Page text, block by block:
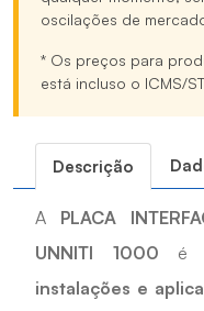
oscilações de
* Os preços para
está incluso o ICMS/
Descrição
A PLACA
UNNITI 1000 é
instalações e